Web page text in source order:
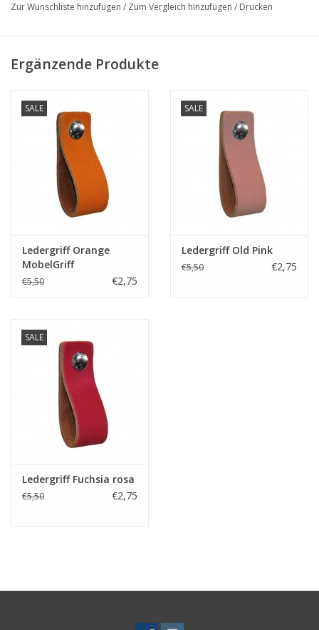
wunderschÃ¶n verarbeitet, um ein warmes natÃ¼rliches
Zur Wunschliste hinzufügen / Zum Vergleich hinzufügen / Drucken
Ergänzende Produkte
SALE
Ledergriff Orange
MobelGriff
€5,50 €2,75
SALE
Ledergriff Old Pink
€5,50 €2,75
SALE
Ledergriff Fuchsia rosa
€5,50 €2,75